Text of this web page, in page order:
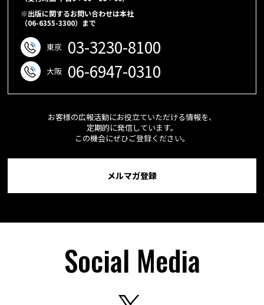
※出版に関するお問い合わせは本社
（06-6355-3300）まで
東京 03-3230-8100
大阪 06-6947-0310
お客様の広報活動にお役立ていただける情報を、
定期的に発信しています。
この機会にぜひご登録ください。
メルマガ登録
Social Media